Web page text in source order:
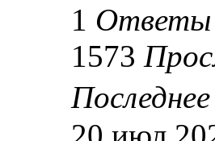
1 Ответы
1573